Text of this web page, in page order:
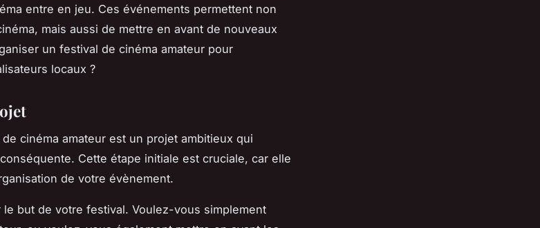
entre en jeu. Ces événements permettent non
mais aussi de mettre en avant de nouveaux
un festival de cinéma amateur pour
locaux ?
de cinéma amateur est un projet ambitieux qui
Cette étape initiale est cruciale, car elle
de votre évènement.
but de votre festival. Voulez-vous simplement